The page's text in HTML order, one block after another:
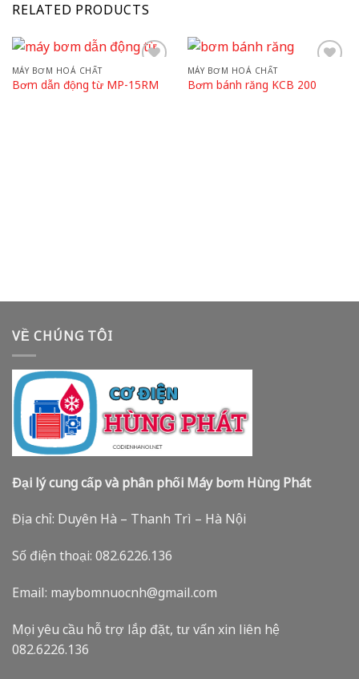
RELATED PRODUCTS
wishlist
MÁY BƠM HOÁ CHẤT
Bơm dẫn động từ MP-15RM
wishlist
MÁY BƠM HOÁ CHẤT
Bơm bánh răng KCB 200
VỀ CHÚNG TÔI
Đại lý cung cấp và phân phối Máy bơm Hùng Phát
Địa chỉ: Duyên Hà – Thanh Trì – Hà Nội
Số điện thoại: 082.6226.136
Email: maybomnuocnh@gmail.com
Mọi yêu cầu hỗ trợ lắp đặt, tư vấn xin liên hệ
082.6226.136